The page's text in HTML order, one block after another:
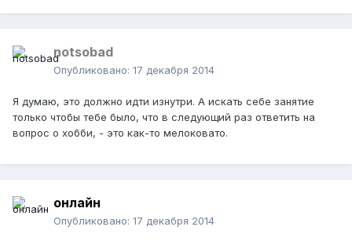
notsobad
Опубликовано: 17 декабря 2014
Я думаю, это должно идти изнутри. А искать себе занятие
только чтобы тебе было, что в следующий раз ответить на
вопрос о хобби, - это как-то мелоковато.
онлайн
Опубликовано: 17 декабря 2014